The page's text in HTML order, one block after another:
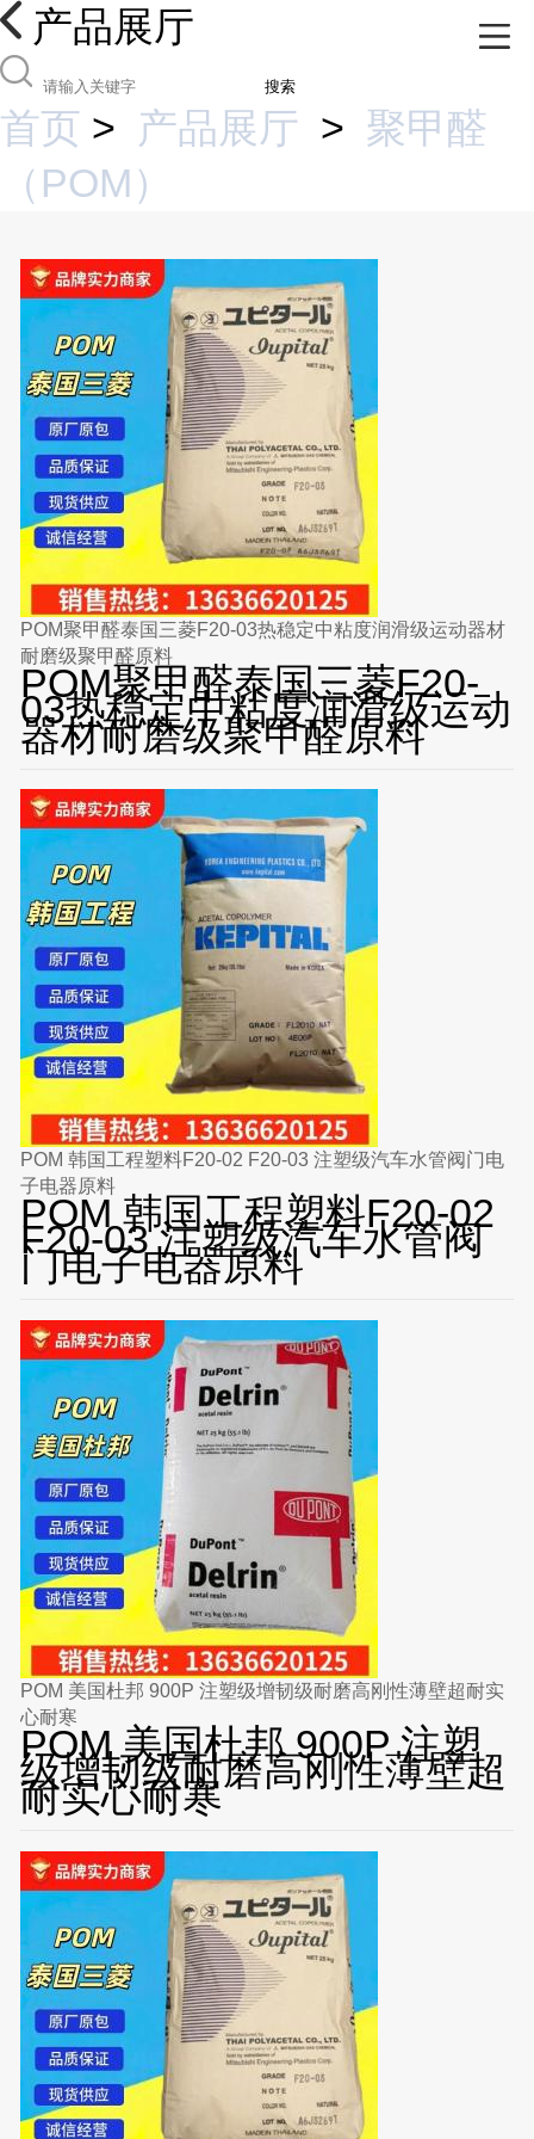
产品展厅
搜索
首页 > 产品展厅 > 聚甲醛
（POM）
POM聚甲醛泰国三菱F20-03热稳定中粘度润滑级运动器材
耐磨级聚甲醛原料
POM聚甲醛泰国三菱F20-
03热稳定中粘度润滑级运动
器材耐磨级聚甲醛原料
POM 韩国工程塑料F20-02 F20-03 注塑级汽车水管阀门电
子电器原料
POM 韩国工程塑料F20-02
F20-03 注塑级汽车水管阀
门电子电器原料
POM 美国杜邦 900P 注塑级增韧级耐磨高刚性薄壁超耐实
心耐寒
POM 美国杜邦 900P 注塑
级增韧级耐磨高刚性薄壁超
耐实心耐寒